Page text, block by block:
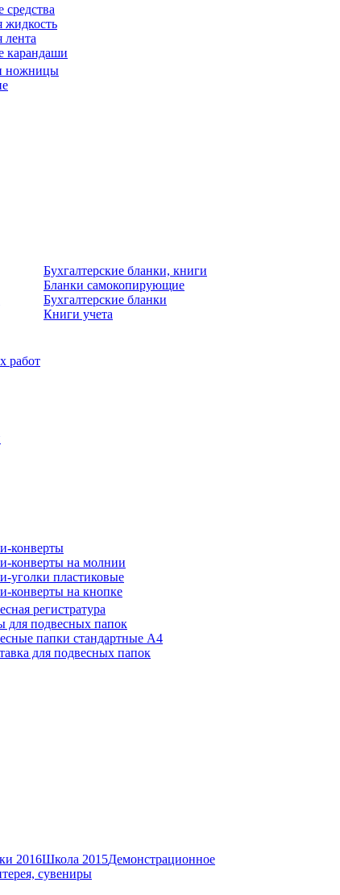
жидкость
карандаши
ножницы
Бухгалтерские бланки, книги
Бланки самокопирующие
Бухгалтерские бланки
Книги учета
работ
конверты
конверты на молнии
уголки пластиковые
конверты на кнопке
регистратура
для подвесных папок
папки стандартные А4
для подвесных папок
2016Школа 2015Демонстрационное
сувениры